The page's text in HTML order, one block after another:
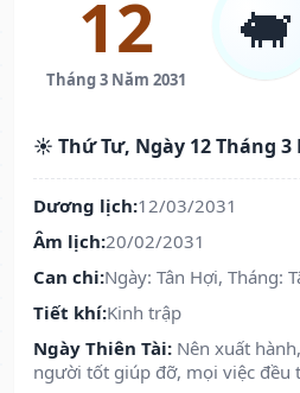
12
Tháng 3 Năm 2031
🐖
☀️ Thứ Tư, Ngày 12 Tháng 3
Dương lịch:12/03/2031
Âm lịch:20/02/2031
Can chi:Ngày: Tân Hợi, Tháng:
Tiết khí:Kinh trập
Ngày Thiên Tài: Nên xuất
người tốt giúp đỡ, mọi việc đều